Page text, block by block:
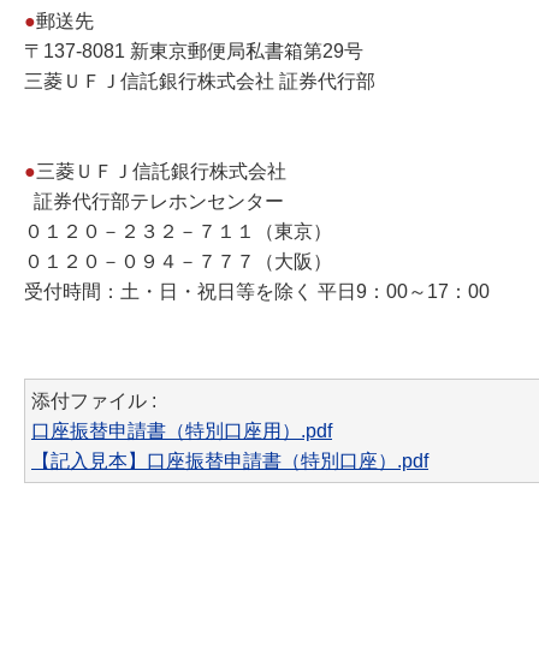
●郵送先
〒137-8081 新東京郵便局私書箱第29号
三菱ＵＦＪ信託銀行株式会社 証券代行部
●三菱ＵＦＪ信託銀行株式会社
証券代行部テレホンセンター
０１２０－２３２－７１１（東京）
０１２０－０９４－７７７（大阪）
受付時間：土・日・祝日等を除く 平日9：00～17：00
添付ファイル :
口座振替申請書（特別口座用）.pdf
【記入見本】口座振替申請書（特別口座）.pdf